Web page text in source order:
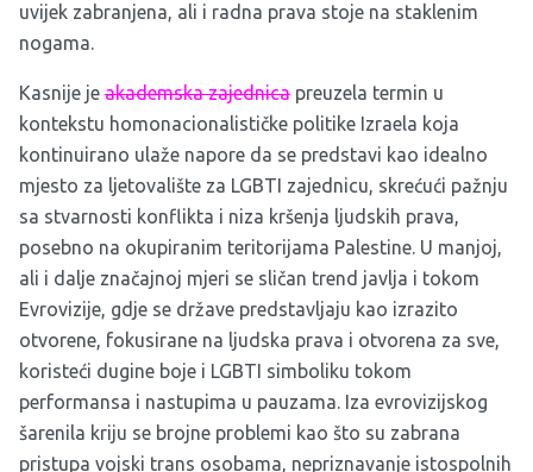
uvijek zabranjena, ali i radna prava stoje na staklenim
nogama.
Kasnije je akademska zajednica preuzela termin u
kontekstu homonacionalističke politike Izraela koja
kontinuirano ulaže napore da se predstavi kao idealno
mjesto za ljetovalište za LGBTI zajednicu, skrećući pažnju
sa stvarnosti konflikta i niza kršenja ljudskih prava,
posebno na okupiranim teritorijama Palestine. U manjoj,
ali i dalje značajnoj mjeri se sličan trend javlja i tokom
Evrovizije, gdje se države predstavljaju kao izrazito
otvorene, fokusirane na ljudska prava i otvorena za sve,
koristeći dugine boje i LGBTI simboliku tokom
performansa i nastupima u pauzama. Iza evrovizijskog
šarenila kriju se brojne problemi kao što su zabrana
pristupa vojski trans osobama, nepriznavanje istospolnih